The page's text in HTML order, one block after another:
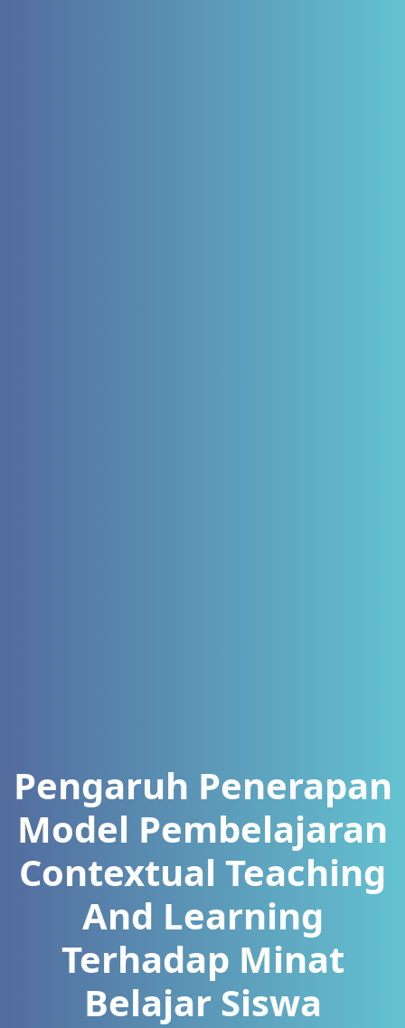
Pengaruh Penerapan
Model Pembelajaran
Contextual Teaching
And Learning
Terhadap Minat
Belajar Siswa